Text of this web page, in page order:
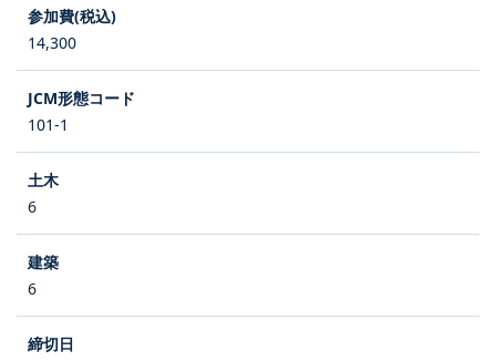
14,300
101-1
6
6